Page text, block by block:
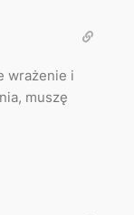
wrażenie i
muszę